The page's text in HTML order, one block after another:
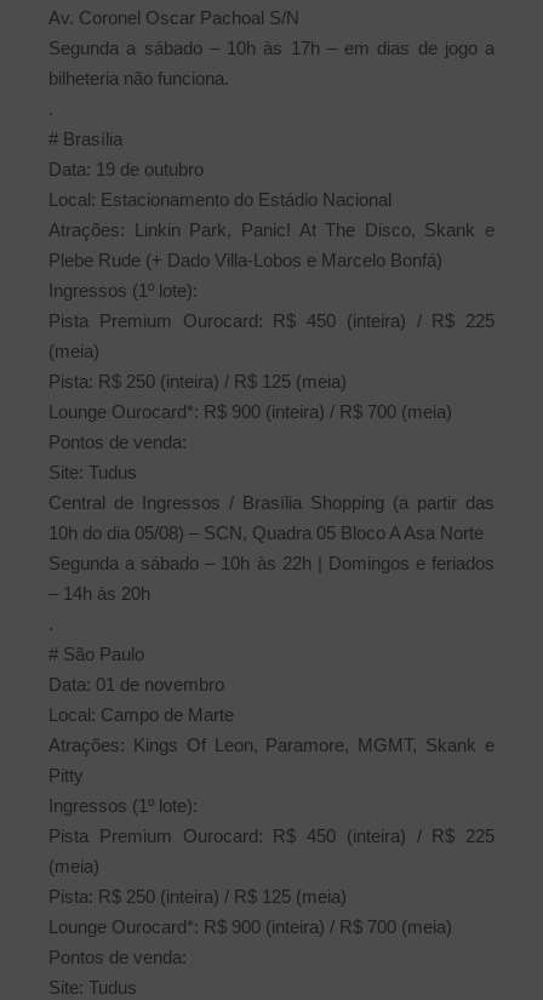
Av. Coronel Oscar Pachoal S/N
Segunda a sábado – 10h às 17h – em dias de jogo a
bilheteria não funciona.
.
# Brasília
Data: 19 de outubro
Local: Estacionamento do Estádio Nacional
Atrações: Linkin Park, Panic! At The Disco, Skank e
Plebe Rude (+ Dado Villa-Lobos e Marcelo Bonfá)
Ingressos (1º lote):
Pista Premium Ourocard: R$ 450 (inteira) / R$ 225
(meia)
Pista: R$ 250 (inteira) / R$ 125 (meia)
Lounge Ourocard*: R$ 900 (inteira) / R$ 700 (meia)
Pontos de venda:
Site: Tudus
Central de Ingressos / Brasília Shopping (a partir das
10h do dia 05/08) – SCN, Quadra 05 Bloco A Asa Norte
Segunda a sábado – 10h às 22h | Domingos e feriados
– 14h às 20h
.
# São Paulo
Data: 01 de novembro
Local: Campo de Marte
Atrações: Kings Of Leon, Paramore, MGMT, Skank e
Pitty
Ingressos (1º lote):
Pista Premium Ourocard: R$ 450 (inteira) / R$ 225
(meia)
Pista: R$ 250 (inteira) / R$ 125 (meia)
Lounge Ourocard*: R$ 900 (inteira) / R$ 700 (meia)
Pontos de venda:
Site: Tudus